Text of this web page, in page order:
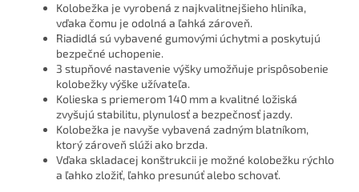
Kolobežka je vyrobená z najkvalitnejšieho hliníka,
vďaka čomu je odolná a ľahká zároveň.
Riadidlá sú vybavené gumovými úchytmi a poskytujú
bezpečné uchopenie.
3 stupňové nastavenie výšky umožňuje prispôsobenie
kolobežky výške užívateľa.
Kolieska s priemerom 140 mm a kvalitné ložiská
zvyšujú stabilitu, plynulosť a bezpečnosť jazdy.
Kolobežka je navyše vybavená zadným blatníkom,
ktorý zároveň slúži ako brzda.
Vďaka skladacej konštrukcii je možné kolobežku rýchlo
a ľahko zložiť, ľahko presunúť alebo schovať.